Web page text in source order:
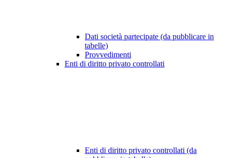
Dati società partecipate (da pubblicare in
tabelle)
Provvedimenti
Enti di diritto privato controllati
Enti di diritto privato controllati (da